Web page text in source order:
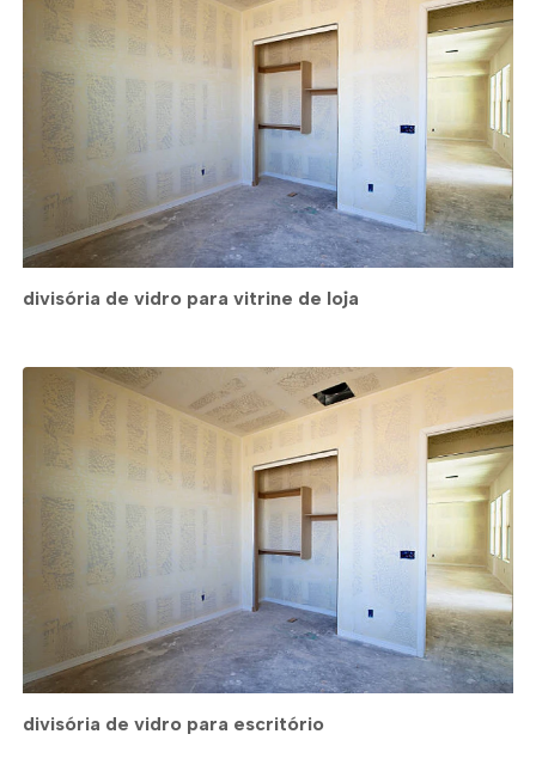
divisória de vidro para vitrine de loja
divisória de vidro para escritório